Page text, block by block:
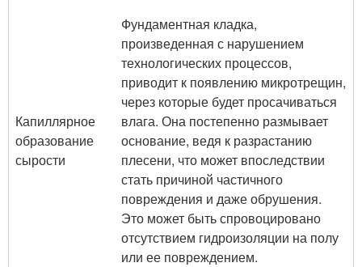
Капиллярное
образование
сырости
Фундаментная кладка,
произведенная с нарушением
технологических процессов,
приводит к появлению микротрещин,
через которые будет просачиваться
влага. Она постепенно размывает
основание, ведя к разрастанию
плесени, что может впоследствии
стать причиной частичного
повреждения и даже обрушения.
Это может быть спровоцировано
отсутствием гидроизоляции на полу
или ее повреждением.